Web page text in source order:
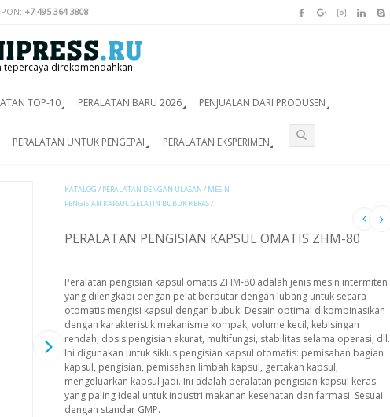
+7 495 364 3808
tepercaya direkomendahkan
TOP-10 PERALATAN BARU 2026 PENJUALAN DARI PRODUSEN
PERALATAN UNTUK PENGEPAI PERALATAN EKSPERIMEN
KATALOG / PERALATAN DENGAN ULASAN / MESIN
PENGISIAN KAPSUL GELATIN BUBUK KERAS/
PERALATAN PENGISIAN KAPSUL OMATIS ZHM-80
Peralatan pengisian kapsul omatis ZHM-80 adalah jenis mesin intermiten
yang dilengkapi dengan pelat berputar dengan lubang untuk secara
otomatis mengisi kapsul dengan bubuk. Desain optimal dikombinasikan
dengan karakteristik mekanisme kompak, volume kecil, kebisingan
rendah, dosis pengisian akurat, multifungsi, stabilitas selama operasi, dll.
Ini digunakan untuk siklus pengisian kapsul otomatis: pemisahan bagian
kapsul, pengisian, pemisahan limbah kapsul, gertakan kapsul,
mengeluarkan kapsul jadi. Ini adalah peralatan pengisian kapsul keras
yang paling ideal untuk industri makanan kesehatan dan farmasi. Sesuai
dengan standar GMP.